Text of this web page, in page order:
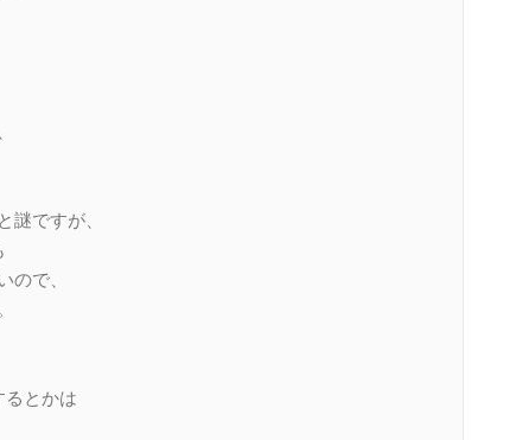
謎ですが、
ので、
るとかは